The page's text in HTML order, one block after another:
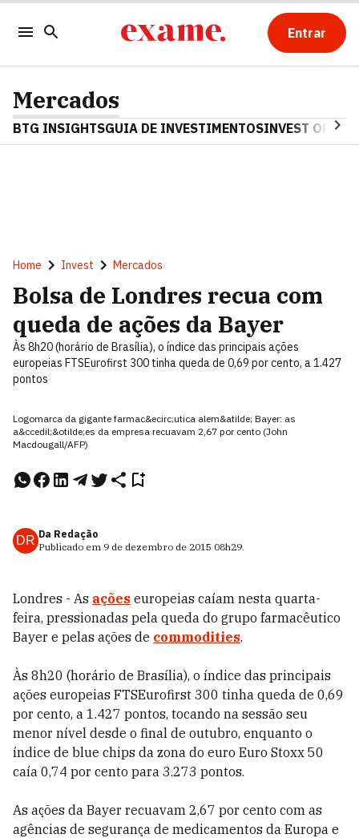
Entrar
Mercados
BTG INSIGHTSGUIA DE INVESTIMENTOSINVEST OPINA
Home Invest Mercados
Bolsa de Londres recua com
queda de ações da Bayer
Às 8h20 (horário de Brasília), o índice das principais ações
europeias FTSEurofirst 300 tinha queda de 0,69 por cento, a 1.427
pontos
Logomarca da gigante farmac&ecirc;utica alem&atilde; Bayer: as
a&ccedil;&otilde;es da empresa recuavam 2,67 por cento (John
Macdougall/AFP)
DR Da Redação
Publicado em 9 de dezembro de 2015 08h29.
Londres - As ações europeias caíam nesta quarta-
feira, pressionadas pela queda do grupo farmacêutico
Bayer e pelas ações de commodities.
Às 8h20 (horário de Brasília), o índice das principais
ações europeias FTSEurofirst 300 tinha queda de 0,69
por cento, a 1.427 pontos, tocando na sessão seu
menor nível desde o final de outubro, enquanto o
índice de blue chips da zona do euro Euro Stoxx 50
caía 0,74 por cento para 3.273 pontos.
As ações da Bayer recuavam 2,67 por cento com as
agências de segurança de medicamentos da Europa e